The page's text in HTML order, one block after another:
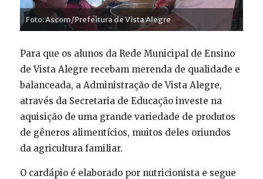
Foto: Ascom/Prefeitura de Vista Alegre
Para que os alunos da Rede Municipal de Ensino
de Vista Alegre recebam merenda de qualidade e
balanceada, a Administração de Vista Alegre,
através da Secretaria de Educação investe na
aquisição de uma grande variedade de produtos
de gêneros alimentícios, muitos deles oriundos
da agricultura familiar.
O cardápio é elaborado por nutricionista e segue